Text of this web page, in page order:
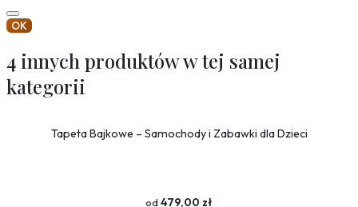
OK
4 innych produktów w tej samej
kategorii
Tapeta Bajkowe – Samochody i Zabawki dla Dzieci
479,00 zł